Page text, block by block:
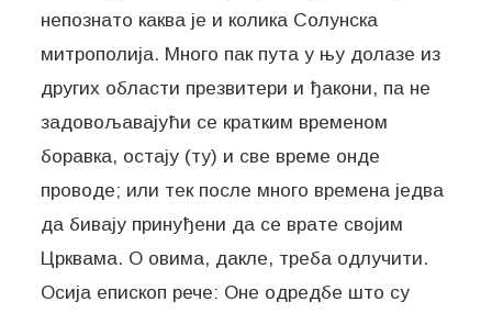
непознато каква је и колика Солунска
митрополија. Много пак пута у њу долазе из
других области презвитери и ђакони, па не
задовољавајући се кратким временом
боравка, остају (ту) и све време онде
проводе; или тек после много времена једва
да бивају принуђени да се врате својим
Црквама. О овима, дакле, треба одлучити.
Осија епископ рече: Оне одредбе што су